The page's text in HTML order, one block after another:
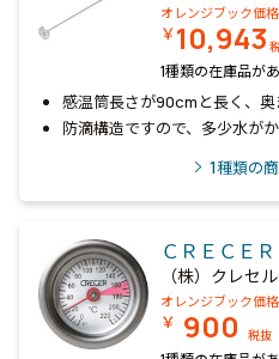
オレンジブック価格
￥10,943
1種類の在庫品が
感温筒長さが90cmと長く、奥
防滴構造ですので、多少水がか
1種類の
ＣＲＥＣＥ
（株）クレセル
オレンジブック価格
￥ 900 税抜